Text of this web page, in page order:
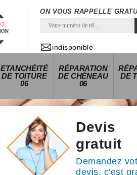
ON VOUS RAPPELLE
indisponible
ETANCHÉITÉ
DE TOITURE
06
RÉPARATION
DE CHÉNEAU
06
DE
Devis
gratuit
Demandez
devis, c'est